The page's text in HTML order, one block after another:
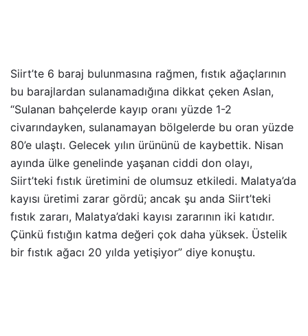
Siirt’te 6 baraj bulunmasına rağmen, fıstık ağaçlarının
bu barajlardan sulanamadığına dikkat çeken Aslan,
“Sulanan bahçelerde kayıp oranı yüzde 1-2
civarındayken, sulanamayan bölgelerde bu oran yüzde
80’e ulaştı. Gelecek yılın ürününü de kaybettik. Nisan
ayında ülke genelinde yaşanan ciddi don olayı,
Siirt’teki fıstık üretimini de olumsuz etkiledi. Malatya’da
kayısı üretimi zarar gördü; ancak şu anda Siirt’teki
fıstık zararı, Malatya’daki kayısı zararının iki katıdır.
Çünkü fıstığın katma değeri çok daha yüksek. Üstelik
bir fıstık ağacı 20 yılda yetişiyor” diye konuştu.